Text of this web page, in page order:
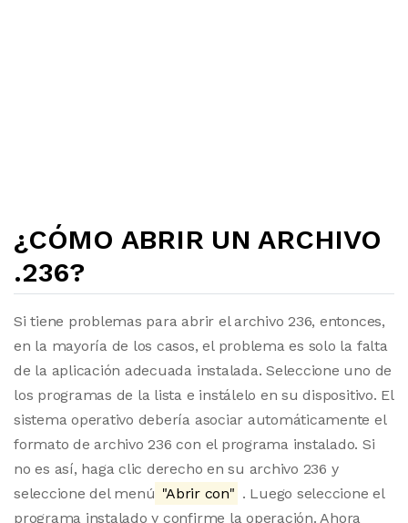
¿CÓMO ABRIR UN ARCHIVO
.236?
Si tiene problemas para abrir el archivo 236, entonces,
en la mayoría de los casos, el problema es solo la falta
de la aplicación adecuada instalada. Seleccione uno de
los programas de la lista e instálelo en su dispositivo. El
sistema operativo debería asociar automáticamente el
formato de archivo 236 con el programa instalado. Si
no es así, haga clic derecho en su archivo 236 y
seleccione del menú "Abrir con" . Luego seleccione el
programa instalado y confirme la operación. Ahora